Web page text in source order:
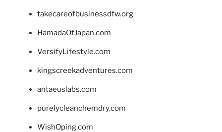
takecareofbusinessdfw.org
HamadaOfJapan.com
VersifyLifestyle.com
kingscreekadventures.com
antaeuslabs.com
purelycleanchemdry.com
WishOping.com